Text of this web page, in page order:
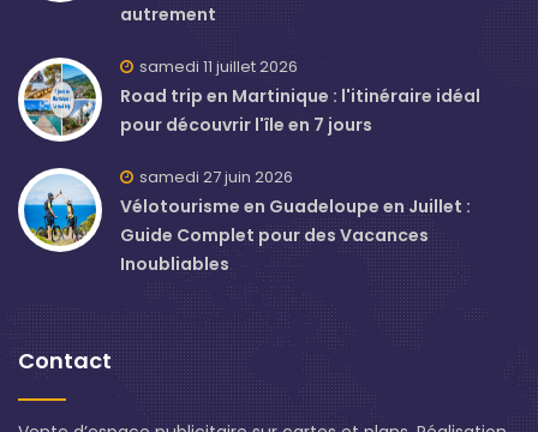
autrement
samedi 11 juillet 2026
Road trip en Martinique : l'itinéraire idéal
pour découvrir l'île en 7 jours
samedi 27 juin 2026
Vélotourisme en Guadeloupe en Juillet :
Guide Complet pour des Vacances
Inoubliables
Contact